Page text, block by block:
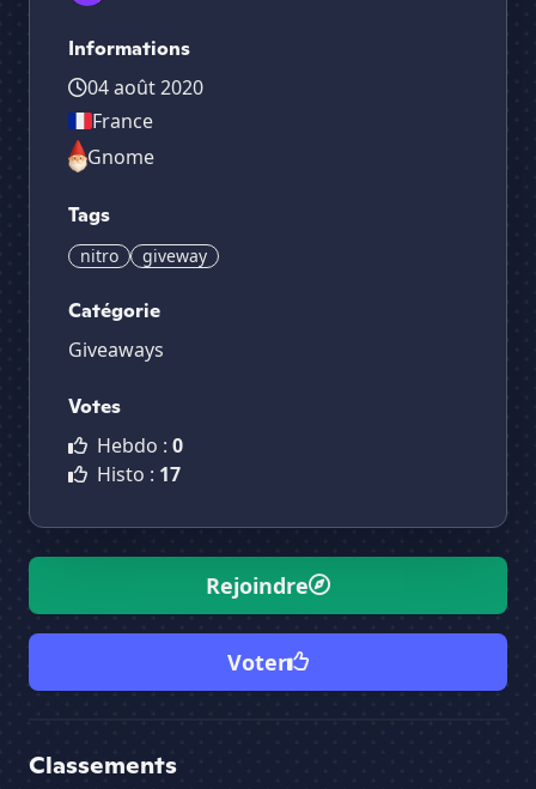
Informations
04 août 2020
France
Gnome
Tags
nitro giveway
Catégorie
Giveaways
Votes
Hebdo : 0
Histo : 17
Rejoindre
Voter
Classements